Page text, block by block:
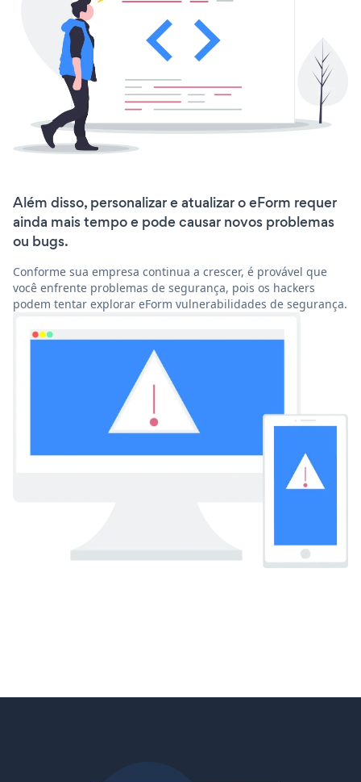
Além disso, personalizar e atualizar o eForm requer
ainda mais tempo e pode causar novos problemas
ou bugs.
Conforme sua empresa continua a crescer, é provável que
você enfrente problemas de segurança, pois os hackers
podem tentar explorar eForm vulnerabilidades de segurança.